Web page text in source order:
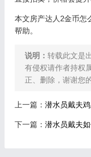
本文房产达人2金币怎
帮助。
说明： 转载此文是
有侵权请作者持权
正、删除，谢谢您
上一篇： 潜水员戴夫
下一篇： 潜水员戴夫